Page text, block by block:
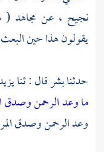
نجيح ،عن مجاهد (
يقولون هذا حين
حدثنابشرقال : ثنا
ما وعد الرحمن وصدق
وعد الرحمن وصدق